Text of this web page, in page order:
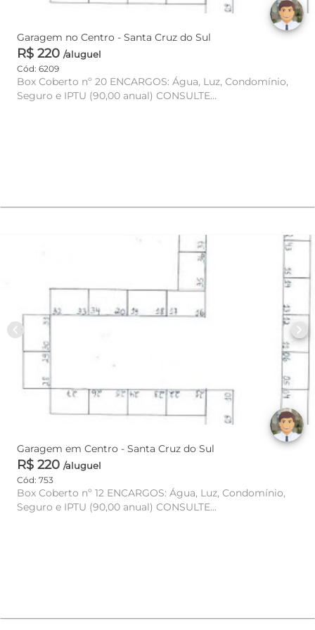
Garagem no Centro - Santa Cruz do Sul
R$ 220 /aluguel
Cód: 6209
Box Coberto nº 20 ENCARGOS: Água, Luz, Condomínio,
Seguro e IPTU (90,00 anual) CONSULTE
chevron_left chevron_right
Garagem em Centro - Santa Cruz do Sul
R$ 220 /aluguel
Cód: 753
Box Coberto nº 12 ENCARGOS: Água, Luz, Condomínio,
Seguro e IPTU (90,00 anual) CONSULTE